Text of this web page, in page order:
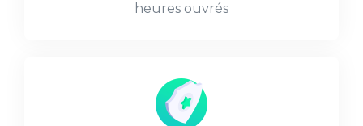
heures ouvrés